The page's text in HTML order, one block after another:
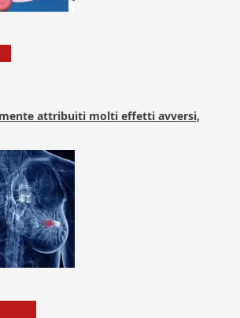
attribuiti molti effetti avversi,